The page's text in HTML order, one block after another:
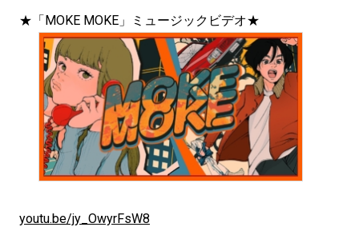
★「MOKE MOKE」ミュージックビデオ★
youtu.be/jy_OwyrFsW8